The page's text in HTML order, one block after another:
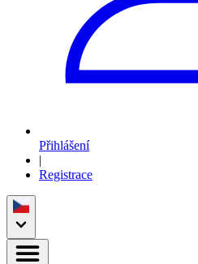
Přihlášení
|
Registrace